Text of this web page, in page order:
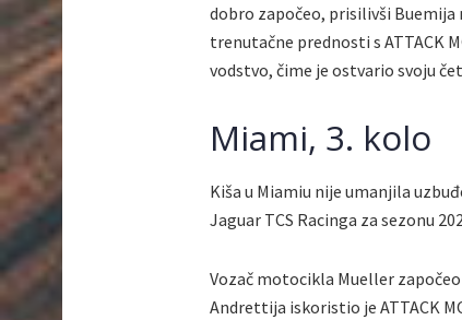
dobro započeo, prisilivši Buemija
trenutačne prednosti s ATTACK
vodstvo, čime je ostvario svoju
Miami, 3. kolo
Kiša u Miamiu nije umanjila
Jaguar TCS Racinga za sezonu
Vozač motocikla Mueller
Andrettija iskoristio je ATTACK